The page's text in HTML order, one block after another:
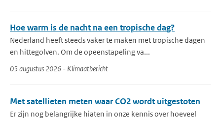
Hoe warm is de nacht na een tropische dag?
Nederland heeft steeds vaker te maken met tropische dagen
en hittegolven. Om de opeenstapeling va...
05 augustus 2026 - Klimaatbericht
Met satellieten meten waar CO2 wordt uitgestoten
Er zijn nog belangrijke hiaten in onze kennis over hoeveel